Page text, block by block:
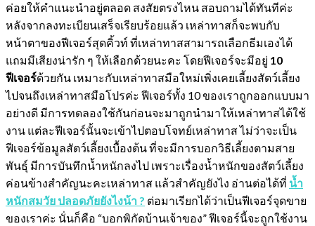
ค่อยให้คำแนะนำอยู่ตลอด สงสัยตรงไหน สอบถามได้ทันทีค่ะ
หลังจากลงทะเบียนเสร็จเรียบร้อยแล้ว เหล่าทาสก็จะพบกับ
หน้าตาของฟีเจอร์สุดคิ้วท์ ที่เหล่าทาสสามารถเลือกธีมเองได้
แถมมีเสียงน่ารัก ๆ ให้เลือกด้วยนะคะ โดยฟีเจอร์จะมีอยู่ 10
ฟีเจอร์ด้วยกัน เหมาะกับเหล่าทาสมือใหม่เพิ่งเคยเลี้ยงสัตว์เลี้ยง
ไปจนถึงเหล่าทาสมือโปรค่ะ ฟีเจอร์ทั้ง 10 ของเราถูกออกแบบมา
อย่างดี มีการทดลองใช้กันก่อนจะมาถูกนำมาให้เหล่าทาสได้ใช้
งาน แต่ละฟีเจอร์นั้นจะเข้าไปตอบโจทย์เหล่าทาส ไม่ว่าจะเป็น
ฟีเจอร์ข้อมูลสัตว์เลี้ยงเบื้องต้น ที่จะมีการบอกวิธีเลี้ยงตามสาย
พันธุ์ มีการบันทึกน้ำหนักลงไป เพราะเรื่องน้ำหนักของสัตว์เลี้ยง
ค่อนข้างสำคัญนะคะเหล่าทาส แล้วสำคัญยังไง อ่านต่อได้ที่ น้ำ
หนักสมวัย ปลอดภัยยังไงน้า ? ต่อมาเรียกได้ว่าเป็นฟีเจอร์จุดขาย
ของเราค่ะ นั่นก็คือ “บอกพิกัดบ้านเจ้าของ” ฟีเจอร์นี้จะถูกใช้งาน